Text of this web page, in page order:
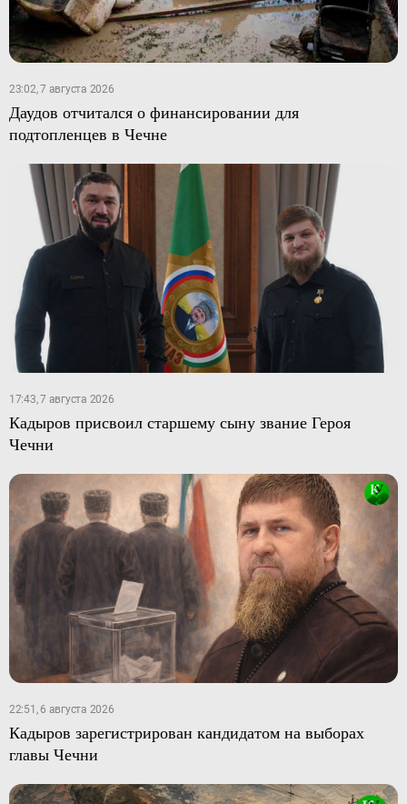
23:02, 7 августа 2026
Даудов отчитался о финансировании для
подтопленцев в Чечне
17:43, 7 августа 2026
Кадыров присвоил старшему сыну звание Героя
Чечни
22:51, 6 августа 2026
Кадыров зарегистрирован кандидатом на выборах
главы Чечни